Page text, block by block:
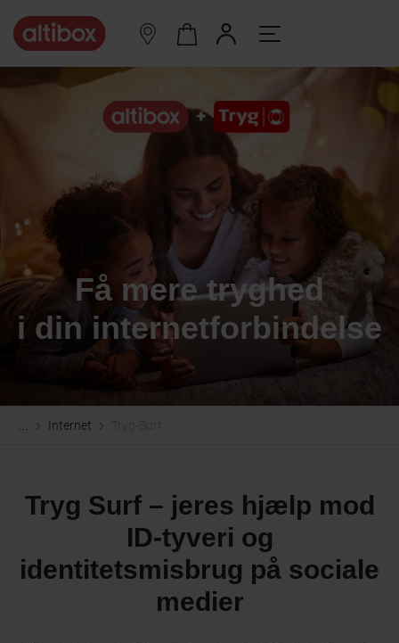
Få mere tryghed
i din internetforbindelse
... Internet
Tryg Surf – jeres hjælp mod
ID-tyveri og
identitetsmisbrug på sociale
medier